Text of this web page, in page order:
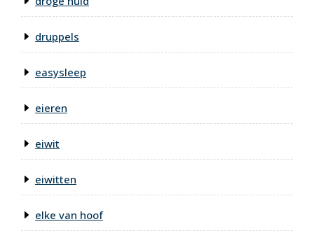
druppels
easysleep
eieren
eiwit
eiwitten
elke van hoof